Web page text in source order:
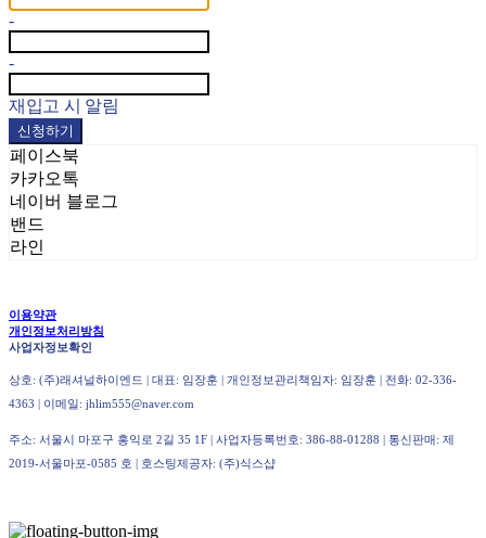
-
-
재입고 시 알림
신청하기
페이스북
카카오톡
네이버 블로그
밴드
라인
이용약관
개인정보처리방침
사업자정보확인
상호: (주)래셔널하이엔드 | 대표: 임장훈 | 개인정보관리책임자: 임장훈 | 전화: 02-336-
4363 | 이메일: jhlim555@naver.com
주소: 서울시 마포구 홍익로 2길 35 1F | 사업자등록번호: 386-88-01288 | 통신판매: 제
2019-서울마포-0585 호 | 호스팅제공자: (주)식스샵